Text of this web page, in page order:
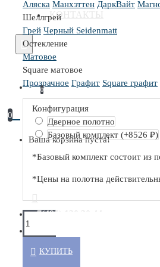
Серия 0PA
Серия 0PE
С ГЛЯНЦЕВЫМ
С ДРЕВЕСНЫМ
Серия NA
КОНТАКТЫ
0
0
Ваша корзина пуста!
+7(495) 130 30 44
Аляска Манхэттен ДаркВайт
Шеллгрей
Грей Черный Seidenmatt
Остекление
Матовое
Square матовое
Прозрачное Графит Square графит
Конфигурация
Дверное полотно
Базовый комплект (+8526 ₽)
*Базовый комплект состоит из
*Цены на полотна
КУПИТЬ